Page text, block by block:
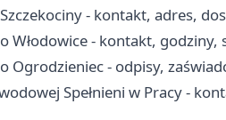
- kontakt, adres,
Włodowice - kontakt, godziny,
Ogrodzieniec - odpisy,
Spełnieni w Pracy -